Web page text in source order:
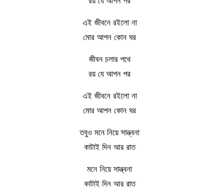
এই জীবনে রইলো না
মোর আপন কোন ঘর
জীবন চলার পথে
রয় যে আপন পর
এই জীবনে রইলো না
মোর আপন কোন ঘর
তবুও মনে নিয়ে সান্ত্বনা
কাটাই দিন আর রাত
মনে নিয়ে সান্ত্বনা
কাটাই দিন আর রাত